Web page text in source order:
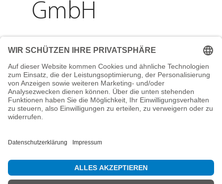
Adresse
Reichenberger Str. 1
84130 Dingolfing
Telefon
info@mountain-sports-
GmbH